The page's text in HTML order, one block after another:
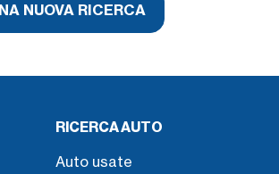
NUOVA RICERCA
RICERCA AUTO
Auto usate